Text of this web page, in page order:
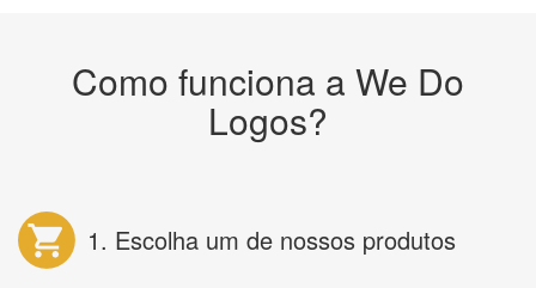
Como funciona a We Do
Logos?
1. Escolha um de nossos produtos